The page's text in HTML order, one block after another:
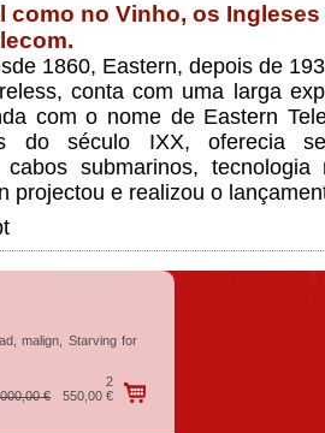
como no Vinho, os
1860, Eastern, depois de
conta com uma larga
com o nome de Eastern
do século IXX, oferecia
cabos submarinos,
projectou e realizou o
malign, Starving for
€
2
550,00 €